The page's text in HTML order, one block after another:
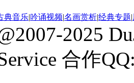
典音乐|吟诵视频|名画赏析|经典专题|
2025
合作